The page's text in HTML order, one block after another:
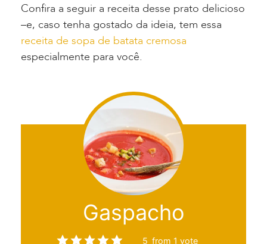
Confira a seguir a receita desse prato delicioso
–e, caso tenha gostado da ideia, tem essa
receita de sopa de batata cremosa
especialmente para você.
Gaspacho
5 from 1 vote